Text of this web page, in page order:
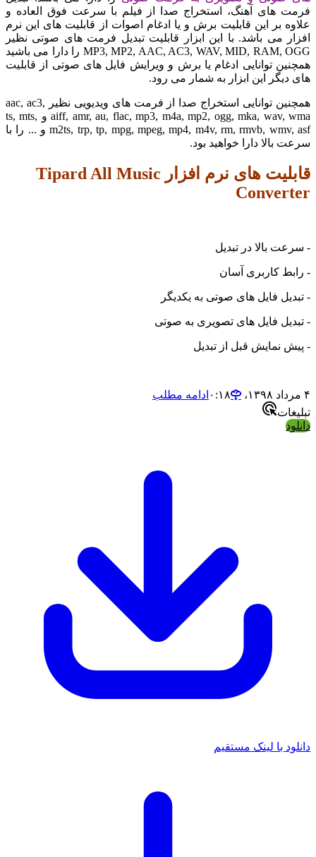
آهنگ، استخراج صدا از فیلم با سرعت فوق العاده و
بر این قابلیت برش و یا ادغام اصوات از قابلیت های این نرم
می باشد. با این ابزار قابلیت تبدیل فرمت های صوتی نظیر
MP3, MP2, AAC, AC3, WAV, MID, RAM, OGG را دارا می باشید
توانایی ادغام یا برش و ویرایش فایل های صوتی از قابلیت
این ابزار به شمار می رود.
همچنین توانایی استخراج صدا از فرمت های ویدیویی نظیر aac, ac3,
aiff, amr, au, flac, mp3, m4a, mp2, ogg, mka, wav, wma و ts, mts,
m2ts, trp, tp, mpg, mpeg, mp4, m4v, rm, rmvb, wmv, asf و ... را با
دارا خواهید بود.
قابلیت های نرم افزار Tipard All Music
بالا در تبدیل
کاربری آسان
فایل های صوتی به یکدیگر
فایل های تصویری به صوتی
قبل از تبدیل
ادامه مطلب
با لینک مستقیم